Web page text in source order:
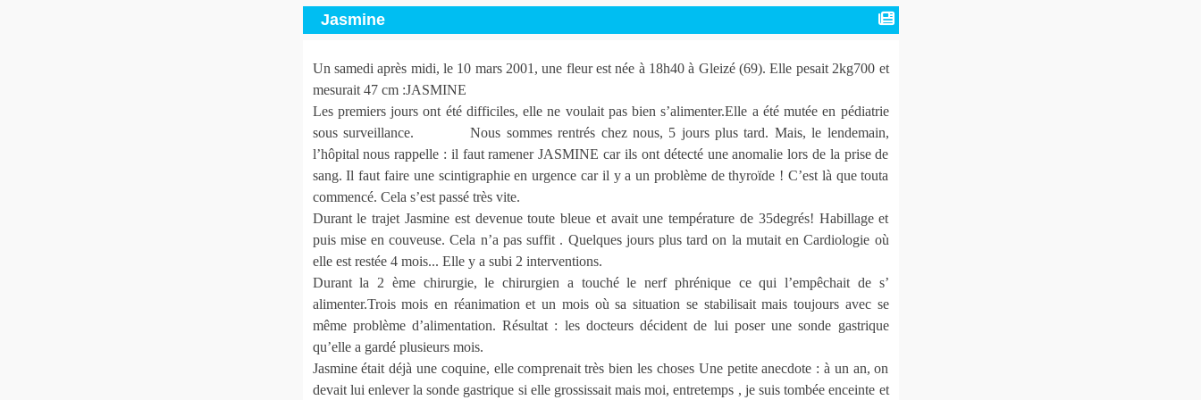
Jasmine
Un samedi après midi, le 10 mars 2001, une fleur est née à 18h40 à Gleizé (69). Elle pesait 2kg700 et
mesurait 47 cm :JASMINE
Les premiers jours ont été difficiles, elle ne voulait pas bien s’alimenter.Elle a été mutée en pédiatrie
sous surveillance. Nous sommes rentrés chez nous, 5 jours plus tard. Mais, le lendemain,
l’hôpital nous rappelle : il faut ramener JASMINE car ils ont détecté une anomalie lors de la prise de
sang. Il faut faire une scintigraphie en urgence car il y a un problème de thyroïde ! C’est là que touta
commencé. Cela s’est passé très vite.
Durant le trajet Jasmine est devenue toute bleue et avait une température de 35degrés! Habillage et
puis mise en couveuse. Cela n’a pas suffit . Quelques jours plus tard on la mutait en Cardiologie où
elle est restée 4 mois... Elle y a subi 2 interventions.
Durant la 2 ème chirurgie, le chirurgien a touché le nerf phrénique ce qui l’empêchait de s’
alimenter.Trois mois en réanimation et un mois où sa situation se stabilisait mais toujours avec se
même problème d’alimentation. Résultat : les docteurs décident de lui poser une sonde gastrique
qu’elle a gardé plusieurs mois.
Jasmine était déjà une coquine, elle comprenait très bien les choses Une petite anecdote : à un an, on
devait lui enlever la sonde gastrique si elle grossissait mais moi, entretemps , je suis tombée enceinte et